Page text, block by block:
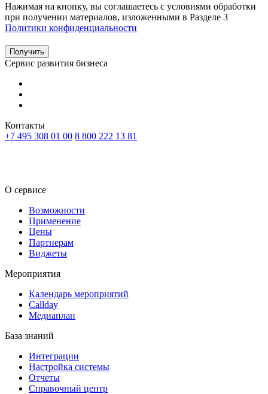
Нажимая на кнопку, вы соглашаетесь с условиями обработки
при получении материалов, изложенными в Разделе 3
Политики конфиденциальности
Получить
Сервис развития бизнеса
Контакты
+7 495 308 01 00 8 800 222 13 81
О сервисе
Возможности
Применение
Цены
Партнерам
Виджеты
Мероприятия
Календарь мероприятий
Callday
Медиаплан
База знаний
Интеграции
Настройка системы
Отчеты
Справочный центр